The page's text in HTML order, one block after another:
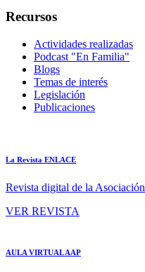
Recursos
Actividades realizadas
Podcast "En Familia"
Blogs
Temas de interés
Legislación
Publicaciones
La Revista ENLACE
Revista digital de la Asociación
VER REVISTA
AULA VIRTUAL AAP